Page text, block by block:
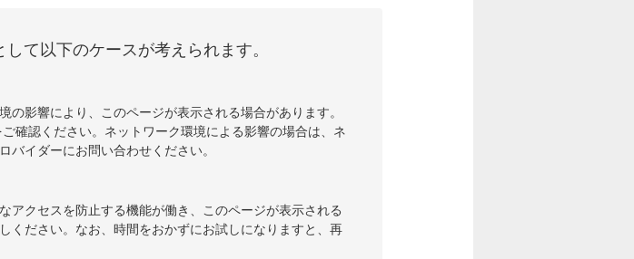
て以下のケースが考えられます。
影響により、このページが表示される場合があります。
ご確認ください。ネットワーク環境による影響の場合は、ネ
バイダーにお問い合わせください。
アクセスを防止する機能が働き、このページが表示される
ください。なお、時間をおかずにお試しになりますと、再